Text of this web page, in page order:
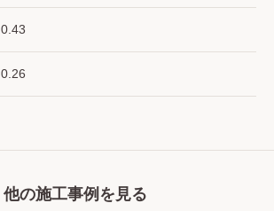
0.43
0.26
他の施工事例を見る